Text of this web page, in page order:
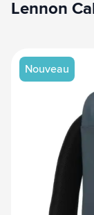
Nouveau
Image principale
Cliquez pour
Lennon